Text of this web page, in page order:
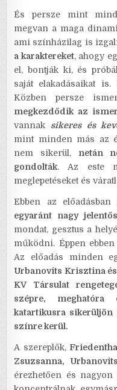
És persze mint
megvan a maga
ami színházilag is
a karaktereket, ahogy
el, bontják ki, és
saját elakadásaikat
Közben persze
megkezdődik az
vannak sikeres és
mint minden más az
nem sikerül, netán
gondolták. Az este
meglepetéseket és
Ebben az előadásban
egyaránt nagy
mondat, gesztus a
működni. Éppen
Az előadás minden
Urbanovits Krisztina
KV Társulat
szépre, meghatóra
katartikusra
színre kerül.
A szereplők,
Zsuzsanna,
érezhetően és